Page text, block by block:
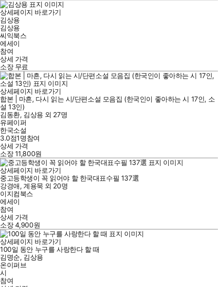
상세페이지 바로가기
김상용
김상용
씨익북스
에세이
참여
상세 가격
소장 무료
상세페이지 바로가기
합본 | 마흔, 다시 읽는 시/단편소설 모음집 (한국인이 좋아하는 시 17인, 소
설 13인)
김동환, 김상용 외 27명
유페이퍼
한국소설
3.0점1명참여
상세 가격
소장11,800원
상세페이지 바로가기
중고등학생이 꼭 읽어야 할 한국대표수필 137選
강경애, 계용묵 외 20명
이지컴북스
에세이
참여
상세 가격
소장4,900원
상세페이지 바로가기
100일 동안 누구를 사랑한다 할 때
김명순, 김상용
온이퍼브
시
참여